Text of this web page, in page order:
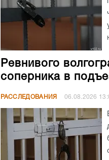
Ревнивого
соперника в
РАССЛЕДОВАНИЯ 06.08.2026